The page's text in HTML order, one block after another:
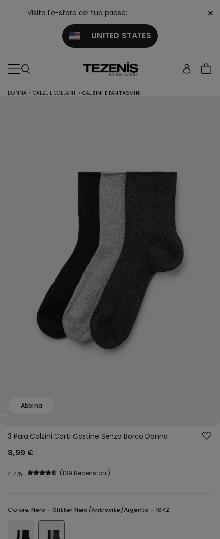
Visita l'e-store del tuo paese:
UNITED STATES
×
DONNA > CALZE E COLLANT > CALZINI E FANTASMINI
Abbina
3 Paia Calzini Corti Costine Senza Bordo Donna
8,99 €
4,7 139 Recensioni
Colore: Nero -Glitter Nero/Antracite/Argento - 104Z